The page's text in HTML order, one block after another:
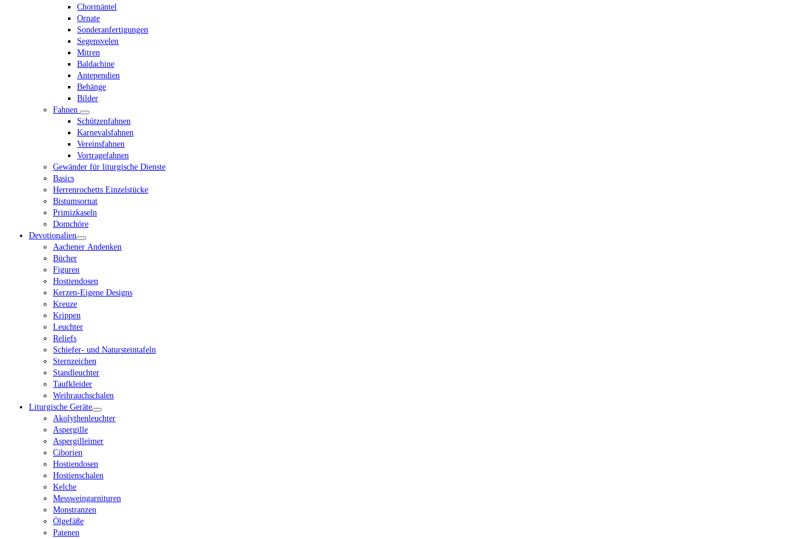
Chormäntel
Ornate
Sonderanfertigungen
Segensvelen
Mitren
Baldachine
Antependien
Behänge
Bilder
Fahnen
Schützenfahnen
Karnevalsfahnen
Vereinsfahnen
Vortragefahnen
Gewänder für liturgische Dienste
Basics
Herrenrochetts Einzelstücke
Bistumsornat
Primizkaseln
Domchöre
Devotionalien
Aachener Andenken
Bücher
Figuren
Hostiendosen
Kerzen-Eigene Designs
Kreuze
Krippen
Leuchter
Reliefs
Schiefer- und Natursteintafeln
Sternzeichen
Standleuchter
Taufkleider
Weihrauchschalen
Liturgische Geräte
Akolythenleuchter
Aspergille
Aspergilleimer
Ciborien
Hostiendosen
Hostienschalen
Kelche
Messweingarnituren
Monstranzen
Ölgefäße
Patenen